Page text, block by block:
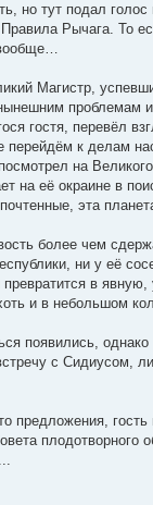
но тут подал
Рычага. То
Магистр,
проблемам
гостя, перевёл
перейдём к делам
на
на её окраине в
эта
более чем
ни у её
превратится в
и в небольшом
появились,
с Сидиусом,
предложения,
плодотворного